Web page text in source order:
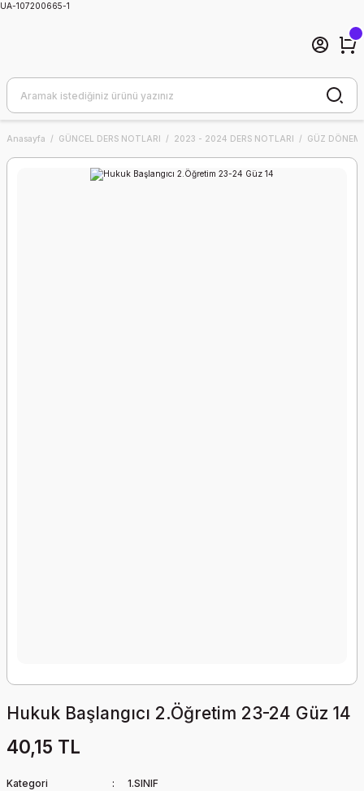
UA-107200665-1
Anasayfa GÜNCEL DERS NOTLARI 2023 - 2024 DERS NOTLARI GÜZ DÖNEMİ
Hukuk Başlangıcı 2.Öğretim 23-24 Güz 14
40,15 TL
Kategori
1.SINIF